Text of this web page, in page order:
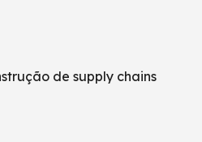
de supply chains